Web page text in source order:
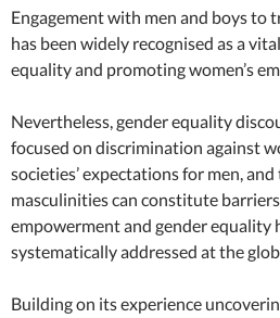
Engagement with men and boys to
has been widely recognised as a
equality and promoting women’s
Nevertheless, gender equality
focused on discrimination against
societies’ expectations for men,
masculinities can constitute barriers
empowerment and gender equality
systematically addressed at the
Building on its experience